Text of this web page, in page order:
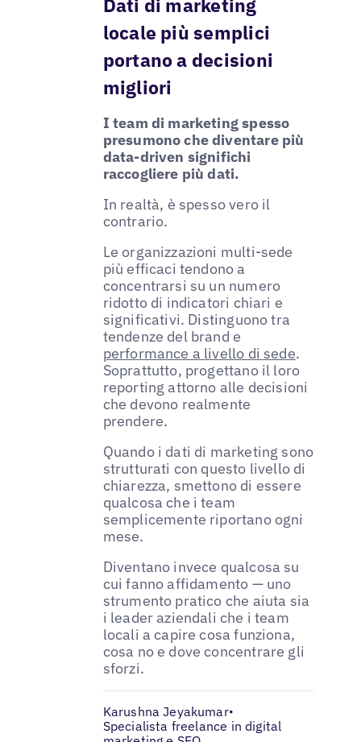
Dati di marketing
locale più semplici
portano a decisioni
migliori
I team di marketing spesso
presumono che diventare più
data-driven significhi
raccogliere più dati.
In realtà, è spesso vero il
contrario.
Le organizzazioni multi-sede
più efficaci tendono a
concentrarsi su un numero
ridotto di indicatori chiari e
significativi. Distinguono tra
tendenze del brand e
performance a livello di sede.
Soprattutto, progettano il loro
reporting attorno alle decisioni
che devono realmente
prendere.
Quando i dati di marketing sono
strutturati con questo livello di
chiarezza, smettono di essere
qualcosa che i team
semplicemente riportano ogni
mese.
Diventano invece qualcosa su
cui fanno affidamento — uno
strumento pratico che aiuta sia
i leader aziendali che i team
locali a capire cosa funziona,
cosa no e dove concentrare gli
sforzi.
Karushna Jeyakumar•
Specialista freelance in digital